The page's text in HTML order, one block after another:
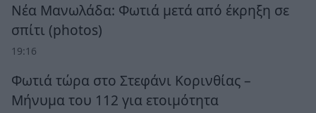
Νέα Μανωλάδα: Φωτιά μετά από έκρηξη σε
σπίτι (photos)
19:16
Φωτιά τώρα στο Στεφάνι Κορινθίας –
Μήνυμα του 112 για ετοιμότητα